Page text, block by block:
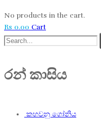
No products in the cart.
Rs 0.00 Cart
රන් කාසිය
කහවනු ගෝනිය